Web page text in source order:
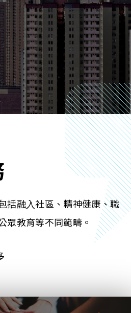
括融⼊社區、精神健康、職
眾教育等不同範疇。